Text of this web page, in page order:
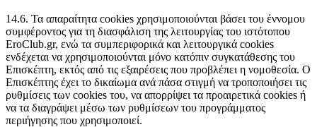
14.6. Τα απαραίτητα cookies χρησιμοποιούνται βάσει του έννομου
συμφέροντος για τη διασφάλιση της λειτουργίας του ιστότοπου
EroClub.gr, ενώ τα συμπεριφορικά και λειτουργικά cookies
ενδέχεται να χρησιμοποιούνται μόνο κατόπιν συγκατάθεσης του
Επισκέπτη, εκτός από τις εξαιρέσεις που προβλέπει η νομοθεσία. Ο
Επισκέπτης έχει το δικαίωμα ανά πάσα στιγμή να τροποποιήσει τις
ρυθμίσεις των cookies του, να απορρίψει τα προαιρετικά cookies ή
να τα διαγράψει μέσω των ρυθμίσεων του προγράμματος
περιήγησης που χρησιμοποιεί.